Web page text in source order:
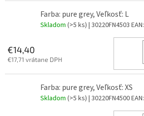
Farba: pure grey, Veľkosť: L
Skladom (>5 ks) | 30220FN4503 EAN:
€14,40
€17,71 vrátane DPH
Farba: pure grey, Veľkosť: XS
Skladom (>5 ks) | 30220FN4500EAN: